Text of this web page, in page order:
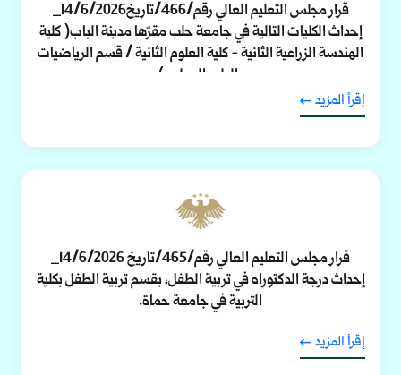
قرار مجلس التعليم العالي رقم/466/تاريخ14/6/2026_
إحداث الكليات التالية في جامعة حلب مقرّها مدينة الباب( كلية
الهندسة الزراعية الثانية - كلية العلوم الثانية / قسم الرياضيات
- الطب البيطري).
إقرأ المزيد
قرار مجلس التعليم العالي رقم/465/تاريخ 14/6/2026_
إحداث درجة الدكتوراه في تربية الطفل، بقسم تربية الطفل بكلية
التربية في جامعة حماة.
إقرأ المزيد